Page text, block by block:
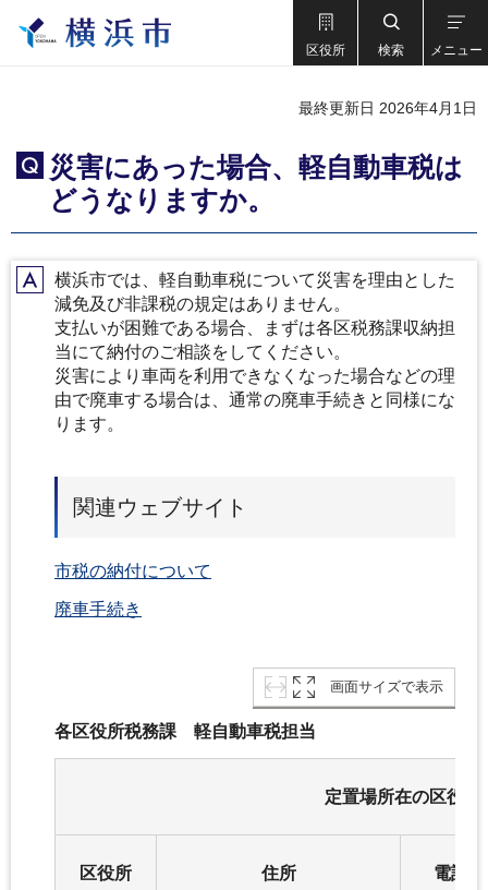
区役所 検索 メニュー
最終更新日 2026年4月1日
Q
災害にあった場合、軽自動車税は
どうなりますか。
A横浜市では、軽自動車税について災害を理由とした
減免及び非課税の規定はありません。
支払いが困難である場合、まずは各区税務課収納担
当にて納付のご相談をしてください。
災害により車両を利用できなくなった場合などの理
由で廃車する場合は、通常の廃車手続きと同様にな
ります。
関連ウェブサイト
市税の納付について
廃車手続き
画面サイズで表示
各区役所税務課 軽自動車税担当
定置場所在の区役所
区役所 住所
電話番